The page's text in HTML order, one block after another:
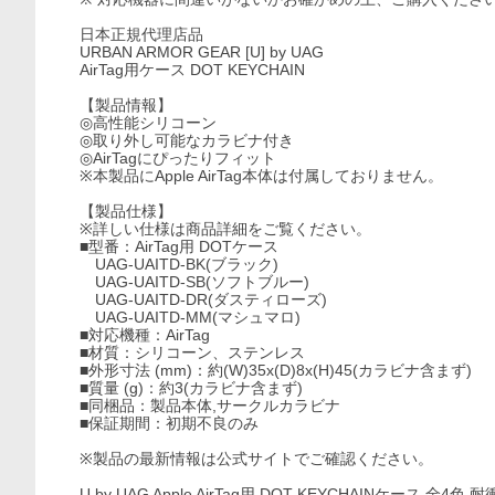
日本正規代理店品
URBAN ARMOR GEAR [U] by UAG
AirTag用ケース DOT KEYCHAIN
【製品情報】
◎高性能シリコーン
◎取り外し可能なカラビナ付き
◎AirTagにぴったりフィット
※本製品にApple AirTag本体は付属しておりません。
【製品仕様】
※詳しい仕様は商品詳細をご覧ください。
■型番：AirTag用 DOTケース
UAG-UAITD-BK(ブラック)
UAG-UAITD-SB(ソフトブルー)
UAG-UAITD-DR(ダスティローズ)
UAG-UAITD-MM(マシュマロ)
■対応機種：AirTag
■材質：シリコーン、ステンレス
■外形寸法 (mm)：約(W)35x(D)8x(H)45(カラビナ含まず)
■質量 (g)：約3(カラビナ含まず)
■同梱品：製品本体,サークルカラビナ
■保証期間：初期不良のみ
※製品の最新情報は公式サイトでご確認ください。